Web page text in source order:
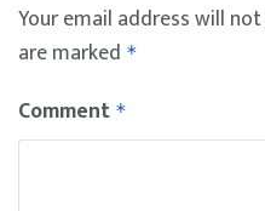
Your email address will
are marked *
Comment *